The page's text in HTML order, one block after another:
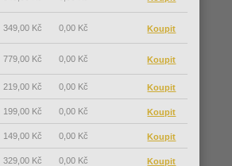
349,00 Kč 0,00 Kč
779,00 Kč 0,00 Kč
219,00 Kč 0,00 Kč
199,00 Kč 0,00 Kč
149,00 Kč 0,00 Kč
329,00 Kč 0,00 Kč